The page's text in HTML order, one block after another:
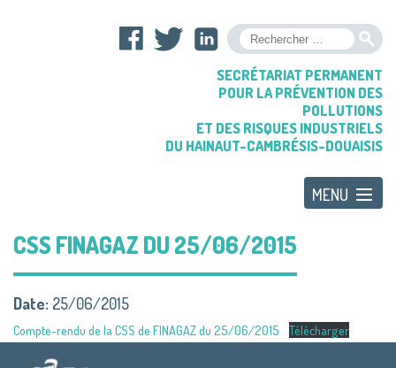
SECRÉTARIAT PERMANENT
POUR LA PRÉVENTION DES
POLLUTIONS
ET DES RISQUES INDUSTRIELS
DU HAINAUT-CAMBRÉSIS-DOUAISIS
CSS FINAGAZ DU 25/06/2015
Date: 25/06/2015
Compte-rendu de la CSS de FINAGAZ du 25/06/2015 Télécharger